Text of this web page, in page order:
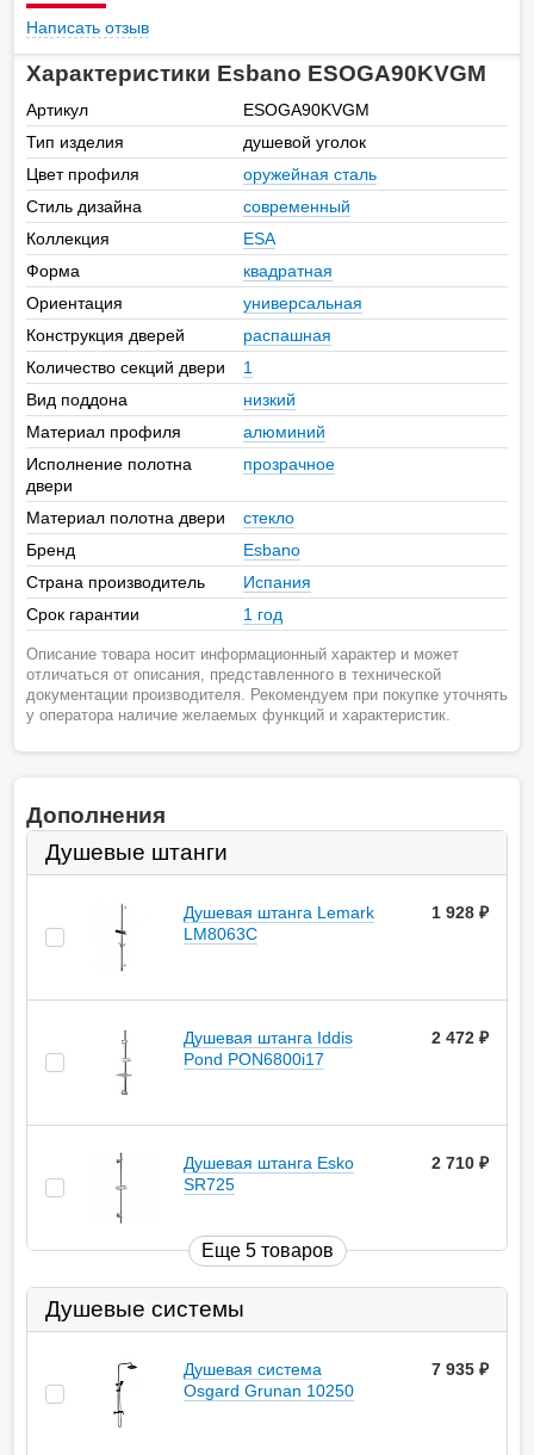
Написать отзыв
Характеристики Esbano ESOGA90KVGM
Артикул
ESOGA90KVGM
Тип изделия
душевой уголок
Цвет профиля
оружейная сталь
Стиль дизайна
современный
Коллекция
ESA
Форма
квадратная
Ориентация
универсальная
Конструкция дверей
распашная
Количество секций двери
1
Вид поддона
низкий
Материал профиля
алюминий
Исполнение полотна
двери
прозрачное
Материал полотна двери
стекло
Бренд
Esbano
Страна производитель
Испания
Срок гарантии
1 год
Описание товара носит информационный характер и может
отличаться от описания, представленного в технической
документации производителя. Рекомендуем при покупке уточнять
у оператора наличие желаемых функций и характеристик.
Дополнения
Душевые штанги
Душевая штанга Lemark
LM8063C
1 928
Душевая штанга Iddis
Pond PON6800i17
2 472
Душевая штанга Esko
SR725
2 710
Еще 5 товаров
Душевые системы
Душевая система
Osgard Grunan 10250
7 935